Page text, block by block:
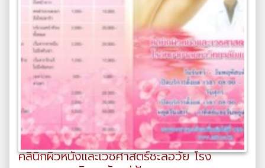
คลินิกผิวหนังและเวชศาสตร์ชะลอวัย โรง